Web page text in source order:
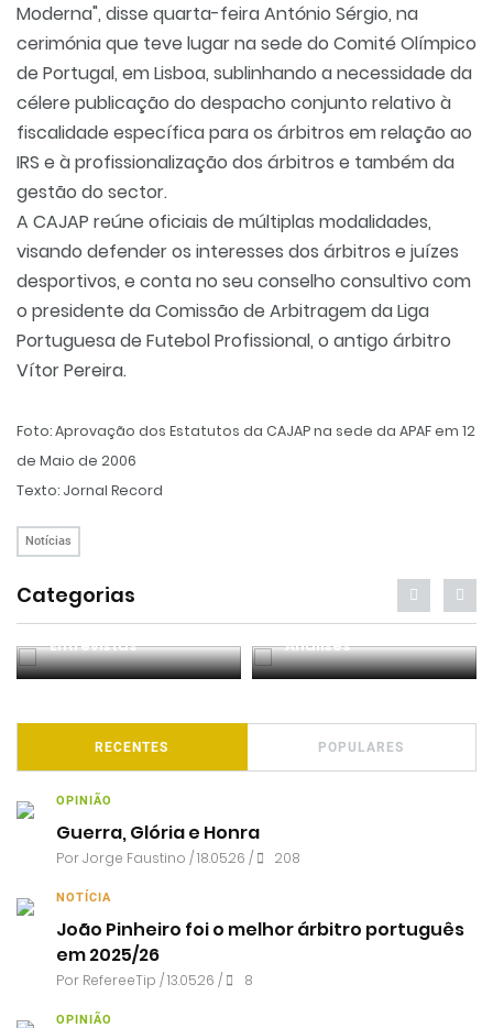
Moderna", disse quarta-feira António Sérgio, na
cerimónia que teve lugar na sede do Comité Olímpico
de Portugal, em Lisboa, sublinhando a necessidade da
célere publicação do despacho conjunto relativo à
fiscalidade específica para os árbitros em relação ao
IRS e à profissionalização dos árbitros e também da
gestão do sector.
A CAJAP reúne oficiais de múltiplas modalidades,
visando defender os interesses dos árbitros e juízes
desportivos, e conta no seu conselho consultivo com
o presidente da Comissão de Arbitragem da Liga
Portuguesa de Futebol Profissional, o antigo árbitro
Vítor Pereira.
Foto: Aprovação dos Estatutos da CAJAP na sede da APAF em 12
de Maio de 2006
Texto: Jornal Record
Notícias
Categorias
Entrevistas Análises
RECENTES POPULARES
OPINIÃO
Guerra, Glória e Honra
PorJorge Faustino / 18.05.26 / 208
NOTÍCIA
João Pinheiro foi o melhor árbitro português
em 2025/26
Por RefereeTip / 13.05.26 / 8
OPINIÃO